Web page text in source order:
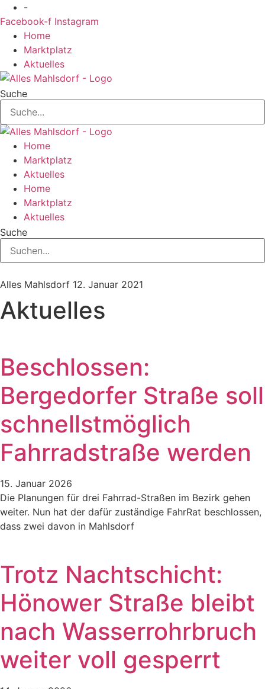
Zum
Inhalt
springen
-
Facebook-f Instagram
Home
Marktplatz
Aktuelles
Suche
Home
Marktplatz
Aktuelles
Home
Marktplatz
Aktuelles
Suche
Alles Mahlsdorf 12. Januar 2021
Aktuelles
Beschlossen:
Bergedorfer Straße soll
schnellstmöglich
Fahrradstraße werden
15. Januar 2026
Die Planungen für drei Fahrrad-Straßen im Bezirk gehen
weiter. Nun hat der dafür zuständige FahrRat beschlossen,
dass zwei davon in Mahlsdorf
Trotz Nachtschicht:
Hönower Straße bleibt
nach Wasserrohrbruch
weiter voll gesperrt